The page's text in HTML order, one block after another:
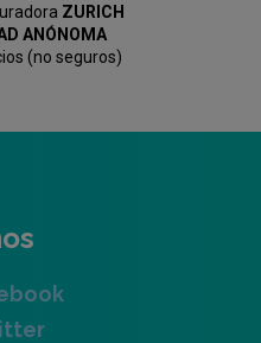
ZURICH
ANÓNOMA
(no seguros)